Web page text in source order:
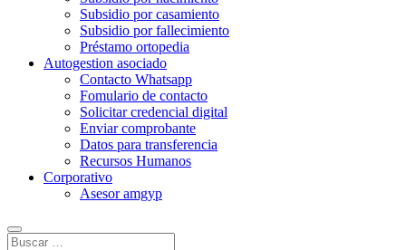
Subsidio por casamiento
Subsidio por fallecimiento
Préstamo ortopedia
Autogestion asociado
Contacto Whatsapp
Fomulario de contacto
Solicitar credencial digital
Enviar comprobante
Datos para transferencia
Recursos Humanos
Corporativo
Asesor amgyp